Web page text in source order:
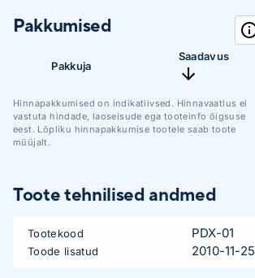
Pakkumised
Pakkuja
Saadavus
Hinnapakkumised on indikatiivsed. Hinnavaatlus ei
vastuta hindade, laoseisude ega tooteinfo õigsuse
eest. Lõpliku hinnapakkumise tootele saab toote
müüjalt.
Toote tehnilised andmed
Tootekood PDX-01
Toode lisatud 2010-11-25